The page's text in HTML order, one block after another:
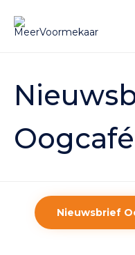
Nieuwsbrief